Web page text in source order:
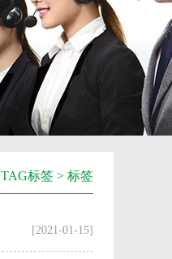
TAG标签 > 标签
[2021-01-15]